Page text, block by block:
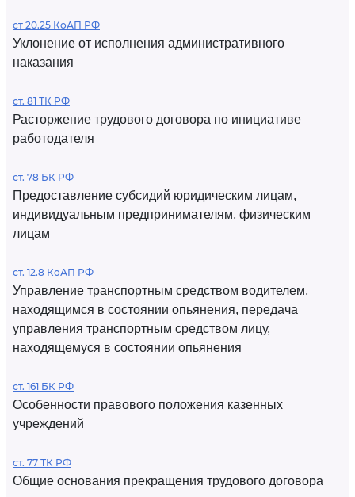
ст 20.25 КоАП РФ
Уклонение от исполнения административного
наказания
ст. 81 ТК РФ
Расторжение трудового договора по инициативе
работодателя
ст. 78 БК РФ
Предоставление субсидий юридическим лицам,
индивидуальным предпринимателям, физическим
лицам
ст. 12.8 КоАП РФ
Управление транспортным средством водителем,
находящимся в состоянии опьянения, передача
управления транспортным средством лицу,
находящемуся в состоянии опьянения
ст. 161 БК РФ
Особенности правового положения казенных
учреждений
ст. 77 ТК РФ
Общие основания прекращения трудового договора